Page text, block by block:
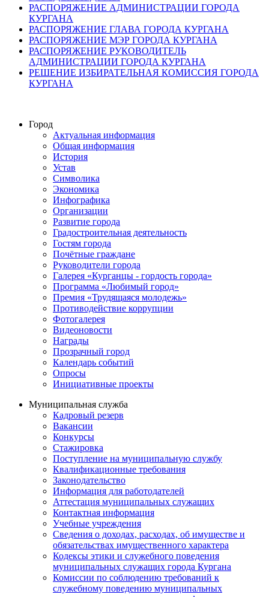
РАСПОРЯЖЕНИЕ АДМИНИСТРАЦИИ ГОРОДА
КУРГАНА
РАСПОРЯЖЕНИЕ ГЛАВА ГОРОДА КУРГАНА
РАСПОРЯЖЕНИЕ МЭР ГОРОДА КУРГАНА
РАСПОРЯЖЕНИЕ РУКОВОДИТЕЛЬ
АДМИНИСТРАЦИИ ГОРОДА КУРГАНА
РЕШЕНИЕ ИЗБИРАТЕЛЬНАЯ КОМИССИЯ ГОРОДА
КУРГАНА
Город
Актуальная информация
Общая информация
История
Устав
Символика
Экономика
Инфографика
Организации
Развитие города
Градостроительная деятельность
Гостям города
Почётные граждане
Руководители города
Галерея «Курганцы - гордость города»
Программа «Любимый город»
Премия «Трудящаяся молодежь»
Противодействие коррупции
Фотогалерея
Видеоновости
Награды
Прозрачный город
Календарь событий
Опросы
Инициативные проекты
Муниципальная служба
Кадровый резерв
Вакансии
Конкурсы
Стажировка
Поступление на муниципальную службу
Квалификационные требования
Законодательство
Информация для работодателей
Аттестация муниципальных служащих
Контактная информация
Учебные учреждения
Сведения о доходах, расходах, об имуществе и
обязательствах имущественного характера
Кодексы этики и служебного поведения
муниципальных служащих города Кургана
Комиссии по соблюдению требований к
служебному поведению муниципальных